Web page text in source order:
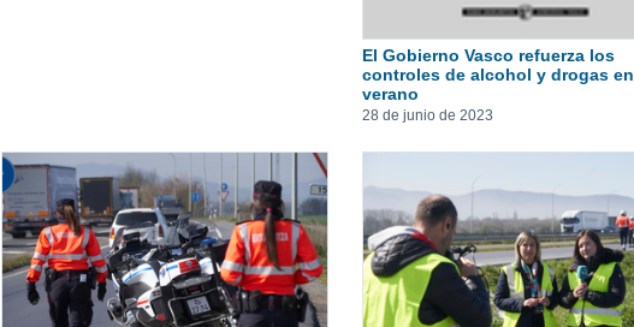
El Gobierno Vasco refuerza los
controles de alcohol y drogas en
verano
28 de junio de 2023